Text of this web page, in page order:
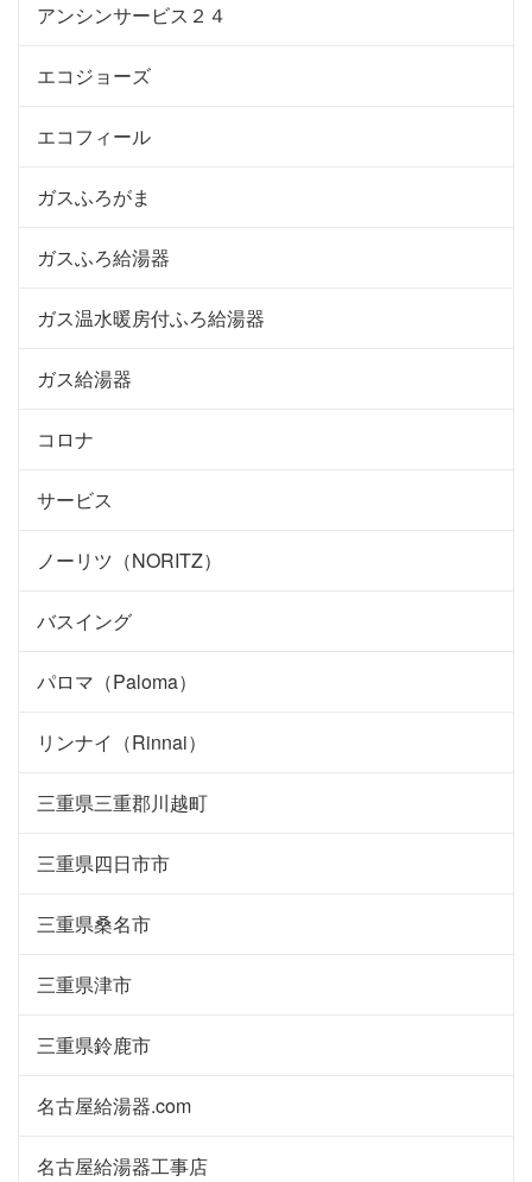
アンシンサービス２４
エコジョーズ
エコフィール
ガスふろがま
ガスふろ給湯器
ガス温水暖房付ふろ給湯器
ガス給湯器
コロナ
サービス
ノーリツ（NORITZ）
バスイング
パロマ（Paloma）
リンナイ（Rinnai）
三重県三重郡川越町
三重県四日市市
三重県桑名市
三重県津市
三重県鈴鹿市
名古屋給湯器.com
名古屋給湯器工事店